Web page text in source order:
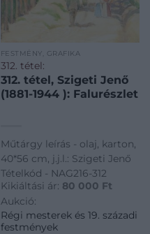
FESTMÉNY, GRAFIKA
312. tétel:
312. tétel, Szigeti Jenő
(1881-1944 ): Falurészlet
Műtárgy leírás - olaj, karton,
40*56 cm, j.j.l.: Szigeti Jenő
Tételkód - NAG216-312
Kikiáltási ár: 80 000 Ft
Aukció:
Régi mesterek és 19. századi
festmények